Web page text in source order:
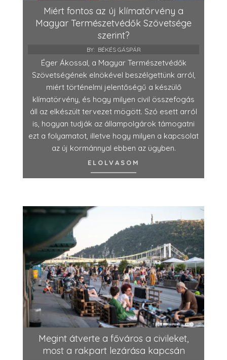
Miért fontos az új klímatörvény a
Magyar Természetvédők Szövetsége
szerint?
BY: BÉKÉS GÁSPÁR
Éger Ákossal, a Magyar Természetvédők
Szövetségének elnökével beszélgettünk arról,
miért történelmi jelentőségű a készülő
klímatörvény, és hogy milyen civil összefogás
áll az elkészült tervezet mögött. Szó esett arról
is, hogyan tudják az állampolgárok támogatni
ezt a folyamatot, illetve hogy milyen a kapcsolat
az új kormánnyal ebben az ügyben.
ELOLVASOM
Megint átverte a főváros a civileket,
most a rakpart lezárása kapcsán